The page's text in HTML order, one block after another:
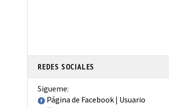
REDES SOCIALES
Sigueme:
Página de Facebook | Usuario